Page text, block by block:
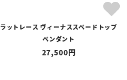
ラットレース ヴィーナススペードトップ
ペンダント
27,500